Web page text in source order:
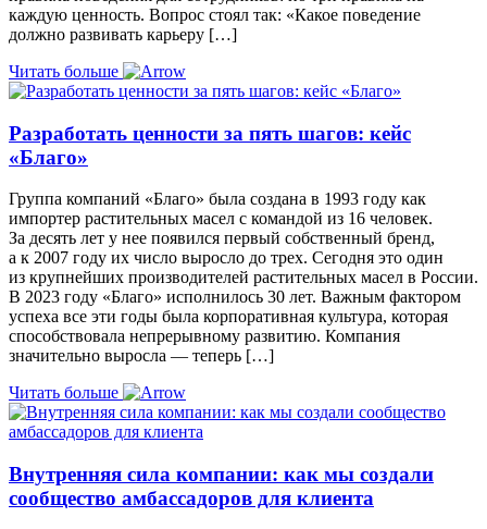
каждую ценность. Вопрос стоял так: «Какое поведение
должно развивать карьеру […]
Читать больше
Разработать ценности за пять шагов: кейс
«Благо»
Группа компаний «Благо» была создана в 1993 году как
импортер растительных масел с командой из 16 человек.
За десять лет у нее появился первый собственный бренд,
а к 2007 году их число выросло до трех. Сегодня это один
из крупнейших производителей растительных масел в России.
В 2023 году «Благо» исполнилось 30 лет. Важным фактором
успеха все эти годы была корпоративная культура, которая
способствовала непрерывному развитию. Компания
значительно выросла — теперь […]
Читать больше
Внутренняя сила компании: как мы создали
сообщество амбассадоров для клиента